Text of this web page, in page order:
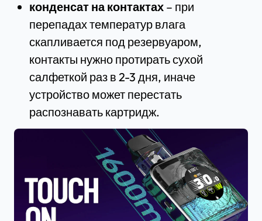
конденсат на контактах– при
перепадах температур влага
скапливается под резервуаром,
контакты нужно протирать сухой
салфеткой раз в 2-3 дня, иначе
устройство может перестать
распознавать картридж.